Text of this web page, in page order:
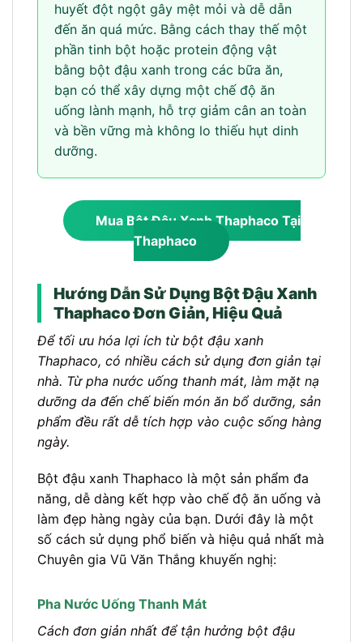
huyết đột ngột gây mệt mỏi và dễ dẫn
đến ăn quá mức. Bằng cách thay thế một
phần tinh bột hoặc protein động vật
bằng bột đậu xanh trong các bữa ăn,
bạn có thể xây dựng một chế độ ăn
uống lành mạnh, hỗ trợ giảm cân an toàn
và bền vững mà không lo thiếu hụt dinh
dưỡng.
Mua Bột Đậu Xanh Thaphaco Tại
Thaphaco
Hướng Dẫn Sử Dụng Bột Đậu Xanh
Thaphaco Đơn Giản, Hiệu Quả
Để tối ưu hóa lợi ích từ bột đậu xanh
Thaphaco, có nhiều cách sử dụng đơn giản tại
nhà. Từ pha nước uống thanh mát, làm mặt nạ
dưỡng da đến chế biến món ăn bổ dưỡng, sản
phẩm đều rất dễ tích hợp vào cuộc sống hàng
ngày.
Bột đậu xanh Thaphaco là một sản phẩm đa
năng, dễ dàng kết hợp vào chế độ ăn uống và
làm đẹp hàng ngày của bạn. Dưới đây là một
số cách sử dụng phổ biến và hiệu quả nhất mà
Chuyên gia Vũ Văn Thắng khuyến nghị:
Pha Nước Uống Thanh Mát
Cách đơn giản nhất để tận hưởng bột đậu